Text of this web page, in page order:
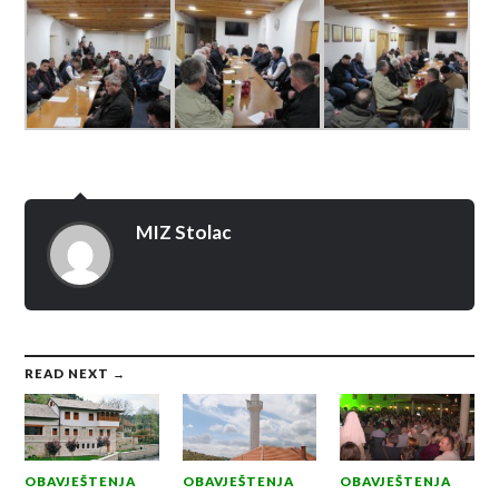
MIZ Stolac
READ NEXT →
OBAVJEŠTENJA OBAVJEŠTENJA OBAVJEŠTENJA